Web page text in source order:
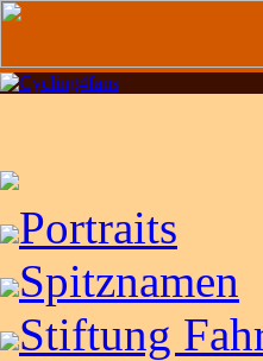
Portraits
Spitznamen
Stiftung